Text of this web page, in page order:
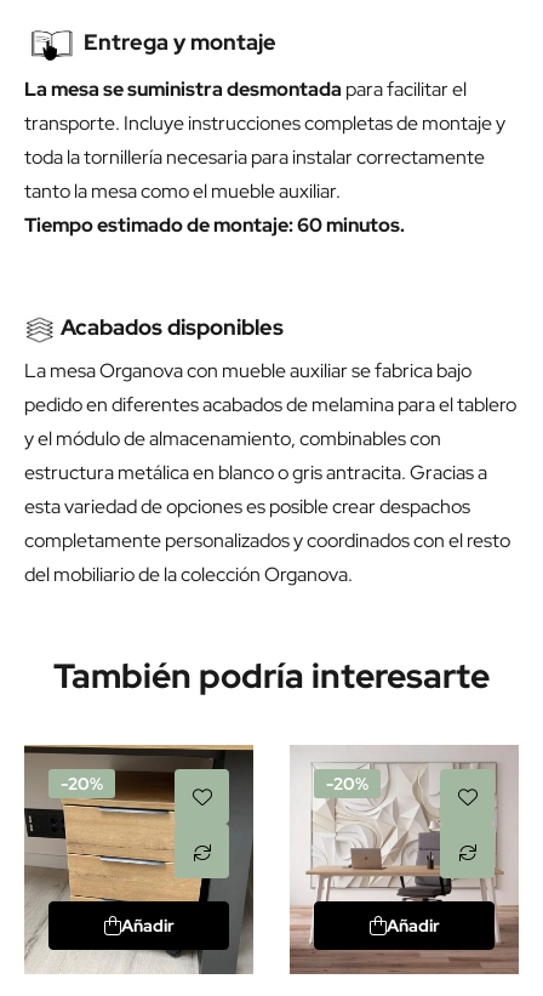
Entrega y montaje
La mesa se suministra desmontada para facilitar el
transporte. Incluye instrucciones completas de montaje y
toda la tornillería necesaria para instalar correctamente
tanto la mesa como el mueble auxiliar.
Tiempo estimado de montaje: 60 minutos.
Acabados disponibles
La mesa Organova con mueble auxiliar se fabrica bajo
pedido en diferentes acabados de melamina para el tablero
y el módulo de almacenamiento, combinables con
estructura metálica en blanco o gris antracita. Gracias a
esta variedad de opciones es posible crear despachos
completamente personalizados y coordinados con el resto
del mobiliario de la colección Organova.
También podría interesarte
-20%
Añadir
-20%
Añadir